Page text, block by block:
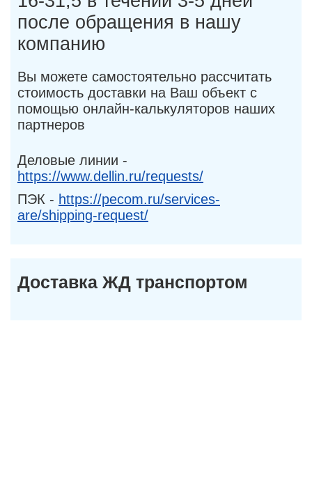
после обращения в нашу
компанию
Вы можете самостоятельно рассчитать
стоимость доставки на Ваш объект с
помощью онлайн-калькуляторов наших
партнеров
Деловые линии -
https://www.dellin.ru/requests/
ПЭК - https://pecom.ru/services-
are/shipping-request/
Доставка ЖД транспортом